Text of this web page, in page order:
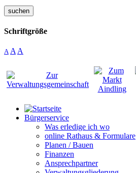
suchen
Schriftgröße
A A A
Bürgerservice
Was erledige ich wo
online Rathaus & Formulare
Planen / Bauen
Finanzen
Ansprechpartner